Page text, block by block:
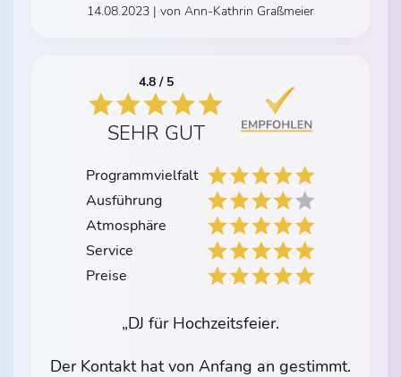
14.08.2023 | von Ann-Kathrin Graßmeier
4.8 / 5
SEHR GUT
Programmvielfalt
Ausführung
Atmosphäre
Service
Preise
„DJ für Hochzeitsfeier.
Der Kontakt hat von Anfang an gestimmt.